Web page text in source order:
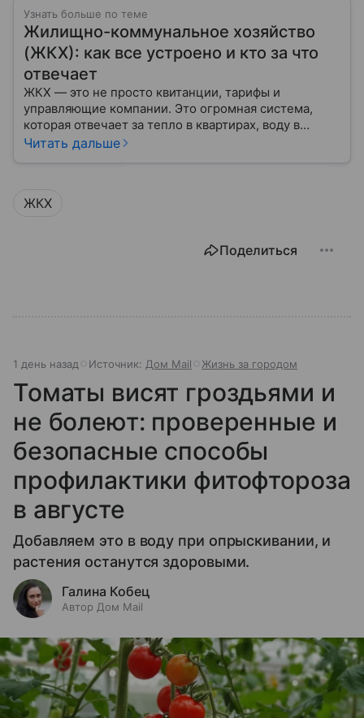
Узнать больше по теме
Жилищно-коммунальное хозяйство
(ЖКХ): как все устроено и кто за что
отвечает
ЖКХ — это не просто квитанции, тарифы и
управляющие компании. Это огромная система,
которая отвечает за тепло в квартирах, воду в
кране, освещение улиц и чистоту во дворах.
Читать дальше
ЖКХ
Поделиться
1 день назад Источник: Дом Mail Жизнь за городом
Томаты висят гроздьями и
не болеют: проверенные и
безопасные способы
профилактики фитофтороза
в августе
Добавляем это в воду при опрыскивании, и
растения останутся здоровыми.
Галина Кобец
Автор Дом Mail